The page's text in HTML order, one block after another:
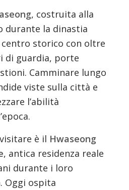
, costruita alla
durante la dinastia
centro storico con oltre
di guardia, porte
Camminare lungo
viste sulla città e
l’abilità
è il Hwaseong
, antica residenza reale
durante i loro
Oggi ospita